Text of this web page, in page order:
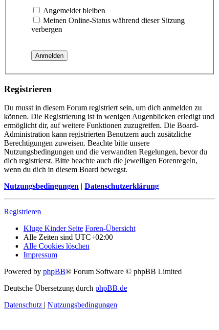
Angemeldet bleiben
Meinen Online-Status während dieser Sitzung
verbergen
Registrieren
Du musst in diesem Forum registriert sein, um dich anmelden zu
können. Die Registrierung ist in wenigen Augenblicken erledigt und
ermöglicht dir, auf weitere Funktionen zuzugreifen. Die Board-
Administration kann registrierten Benutzern auch zusätzliche
Berechtigungen zuweisen. Beachte bitte unsere
Nutzungsbedingungen und die verwandten Regelungen, bevor du
dich registrierst. Bitte beachte auch die jeweiligen Forenregeln,
wenn du dich in diesem Board bewegst.
Nutzungsbedingungen | Datenschutzerklärung
Registrieren
Kluge Kinder Seite Foren-Übersicht
Alle Zeiten sind UTC+02:00
Alle Cookies löschen
Impressum
Powered by phpBB® Forum Software © phpBB Limited
Deutsche Übersetzung durch phpBB.de
Datenschutz | Nutzungsbedingungen